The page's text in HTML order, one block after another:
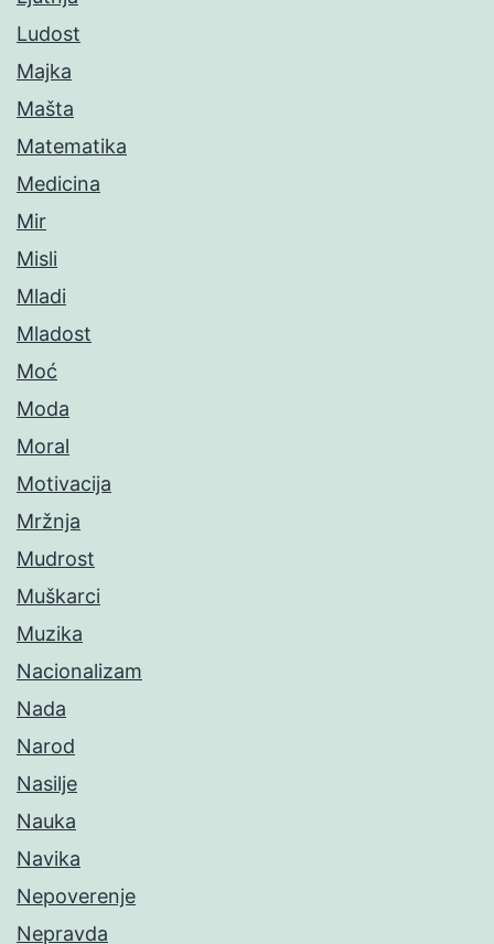
Ludost
Majka
Mašta
Matematika
Medicina
Mir
Misli
Mladi
Mladost
Moć
Moda
Moral
Motivacija
Mržnja
Mudrost
Muškarci
Muzika
Nacionalizam
Nada
Narod
Nasilje
Nauka
Navika
Nepoverenje
Nepravda